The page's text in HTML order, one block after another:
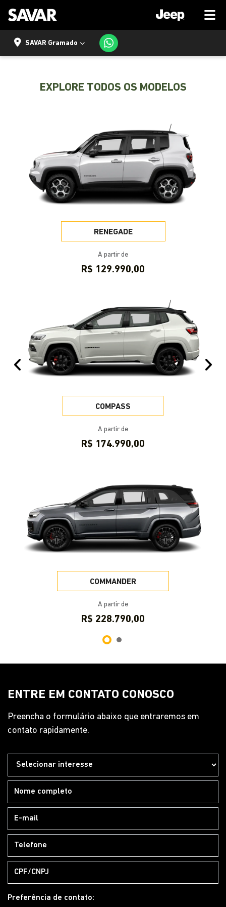
SAVAR Gramado
EXPLORE TODOS OS MODELOS
RENEGADE
A partir de
R$ 129.990,00
COMPASS
A partir de
R$ 174.990,00
COMMANDER
A partir de
R$ 228.790,00
Anterior
ENTRE EM CONTATO CONOSCO
Preencha o formulário abaixo que entraremos em
contato rapidamente.
Preferência de contato: